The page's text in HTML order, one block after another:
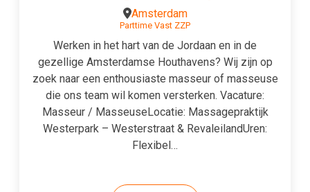
Amsterdam
Parttime Vast ZZP
Werken in het hart van de Jordaan en in de
gezellige Amsterdamse Houthavens? Wij zijn op
zoek naar een enthousiaste masseur of masseuse
die ons team wil komen versterken. Vacature:
Masseur / MasseuseLocatie: Massagepraktijk
Westerpark – Westerstraat & RevaleilandUren:
Flexibel…